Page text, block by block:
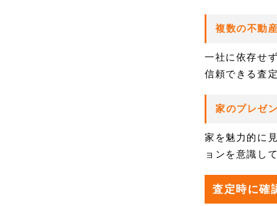
複数の不動
一社に依存せ
信頼できる査
家のプレゼ
家を魅力的に
ョンを意識し
査定時に確